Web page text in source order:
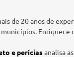
de 20 anos de
e períciasanalisa